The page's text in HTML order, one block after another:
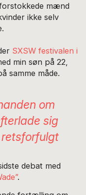
mænd
ikke selv
SXSW festivalen i
min søn på 22,
samme måde.
om
sig
debat med
.